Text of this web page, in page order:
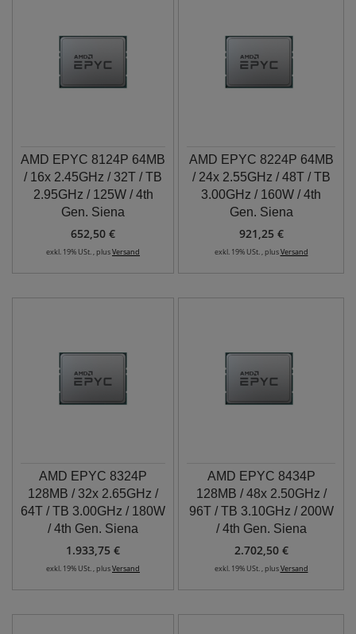
AMD EPYC 8124P 64MB
/ 16x 2.45GHz / 32T / TB
2.95GHz / 125W / 4th
Gen. Siena
652,50 €
exkl. 19% USt. , plusVersand
AMD EPYC 8224P 64MB
/ 24x 2.55GHz / 48T / TB
3.00GHz / 160W / 4th
Gen. Siena
921,25 €
exkl. 19% USt. , plusVersand
AMD EPYC 8324P
128MB / 32x 2.65GHz /
64T / TB 3.00GHz / 180W
/ 4th Gen. Siena
1.933,75 €
exkl. 19% USt. , plusVersand
AMD EPYC 8434P
128MB / 48x 2.50GHz /
96T / TB 3.10GHz / 200W
/ 4th Gen. Siena
2.702,50 €
exkl. 19% USt. , plusVersand